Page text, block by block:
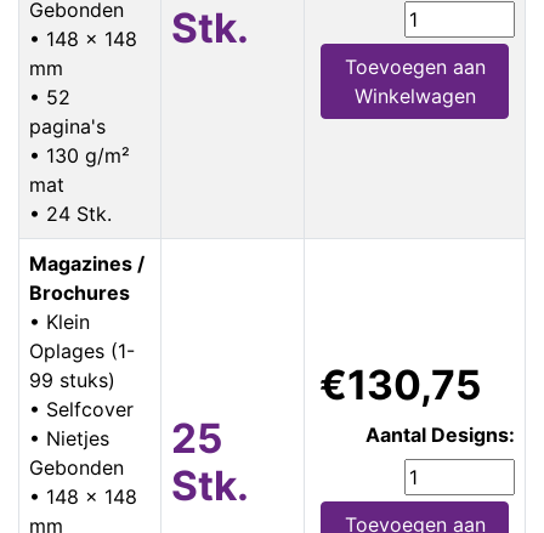
Gebonden
• 148 x 148
mm
• 52
pagina's
• 130 g/m²
mat
• 24 Stk.
Stk.
Toevoegen aan
Winkelwagen
Magazines /
Brochures
• Klein
Oplages (1-
99 stuks)
• Selfcover
• Nietjes
Gebonden
• 148 x 148
mm
25
Stk.
€130,75
Aantal Designs:
Toevoegen aan